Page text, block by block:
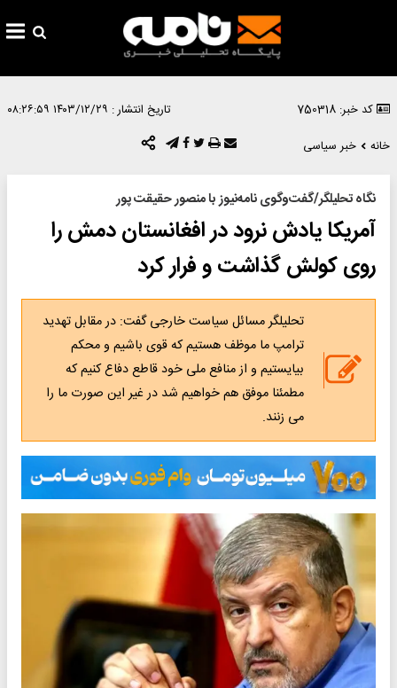
کد خبر: 750318 تاریخ انتشار : ۱۴۰۳/۱۲/۲۹ ۰۸:۲۶:۵۹
خانه
خبر سیاسی
نگاه تحلیلگر/گفت‌وگوی نامه‌نیوز با منصور حقیقت پور
آمریکا یادش نرود در افغانستان دمش را
روی کولش گذاشت و فرار کرد
تحلیلگر مسائل سیاست خارجی گفت: در مقابل تهدید
ترامپ ما موظف هستیم که قوی باشیم و محکم
بیایستیم و از منافع ملی خود قاطع دفاع کنیم که
مطمئنا موفق هم خواهیم شد در غیر این صورت ما را
می زنند.